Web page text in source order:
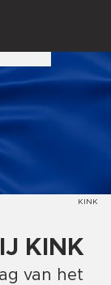
KINK
KINK
van het